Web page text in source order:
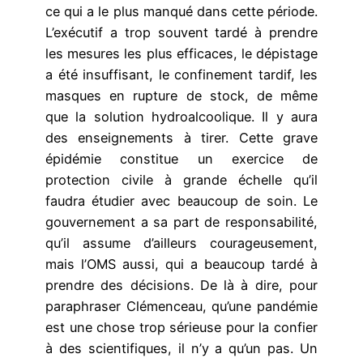
ce qui a le plus manqué dans cette période.
L’exécutif a trop souvent tardé à prendre
les mesures les plus efficaces, le dépistage
a été insuffisant, le confinement tardif, les
masques en rupture de stock, de même
que la solution hydroalcoolique. Il y aura
des enseignements à tirer. Cette grave
épidémie constitue un exercice de
protection civile à grande échelle qu’il
faudra étudier avec beaucoup de soin. Le
gouvernement a sa part de responsabilité,
qu’il assume d’ailleurs courageusement,
mais l’OMS aussi, qui a beaucoup tardé à
prendre des décisions. De là à dire, pour
paraphraser Clémenceau, qu’une pandémie
est une chose trop sérieuse pour la confier
à des scientifiques, il n’y a qu’un pas. Un